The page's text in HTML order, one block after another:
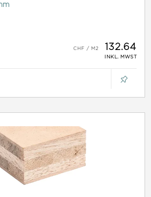
132.64
INKL. MWST